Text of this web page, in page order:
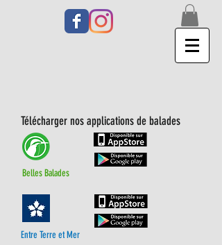
Télécharger nos applications de balades
Belles Balades
Entre Terre et Mer